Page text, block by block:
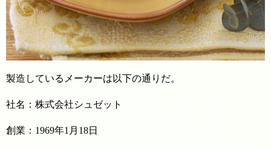
製造しているメーカーは以下の通りだ。
社名：株式会社シュゼット
創業：1969年1月18日